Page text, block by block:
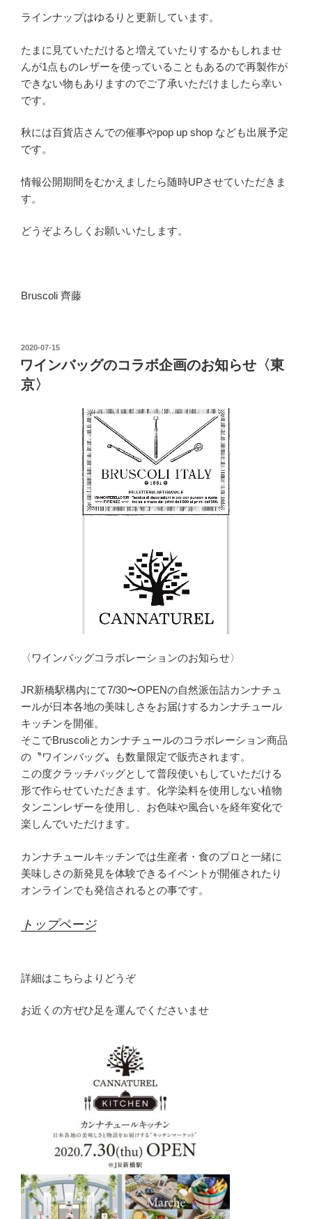
ラインナップはゆるりと更新しています。
たまに見ていただけると増えていたりするかもしれませ
んが1点ものレザーを使っていることもあるので再製作が
できない物もありますのでご了承いただけましたら幸い
です。
秋には百貨店さんでの催事やpop up shop なども出展予定
です。
情報公開期間をむかえましたら随時UPさせていただきま
す。
どうぞよろしくお願いいたします。
Bruscoli 齊藤
2020-07-15
ワインバッグのコラボ企画のお知らせ〈東
京〉
〈ワインバッグコラボレーションのお知らせ〉
JR新橋駅構内にて7/30〜OPENの自然派缶詰カンナチュ
ールが日本各地の美味しさをお届けするカンナチュール
キッチンを開催。
そこでBruscoliとカンナチュールのコラボレーション商品
の〝ワインバッグ〟も数量限定で販売されます。
この度クラッチバッグとして普段使いもしていただける
形で作らせていただきます。 化学染料を使用しない植物
タンニンレザーを使用し
、お色味や風合いを経年変化で
楽しんでいただけます。
カンナチュールキッチンでは生産者・食のプロと一緒に
美味しさの新発見を体験できるイベントが開催されたり
オンラインでも発信さ れるとの事です。
トップページ
詳細はこちらよりどうぞ
お近くの方ぜひ足を運んでくださいませ